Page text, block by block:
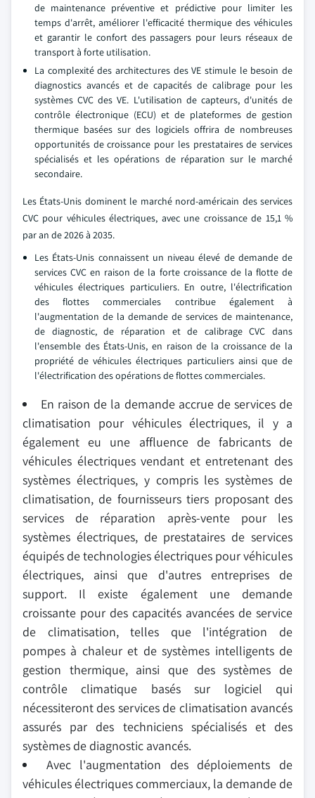
de maintenance préventive et prédictive pour limiter les
temps d'arrêt, améliorer l'efficacité thermique des véhicules
et garantir le confort des passagers pour leurs réseaux de
transport à forte utilisation.
La complexité des architectures des VE stimule le besoin de
diagnostics avancés et de capacités de calibrage pour les
systèmes CVC des VE. L'utilisation de capteurs, d'unités de
contrôle électronique (ECU) et de plateformes de gestion
thermique basées sur des logiciels offrira de nombreuses
opportunités de croissance pour les prestataires de services
spécialisés et les opérations de réparation sur le marché
secondaire.
Les États-Unis dominent le marché nord-américain des services
CVC pour véhicules électriques, avec une croissance de 15,1 %
par an de 2026 à 2035.
Les États-Unis connaissent un niveau élevé de demande de
services CVC en raison de la forte croissance de la flotte de
véhicules électriques particuliers. En outre, l'électrification
des flottes commerciales contribue également à
l'augmentation de la demande de services de maintenance,
de diagnostic, de réparation et de calibrage CVC dans
l'ensemble des États-Unis, en raison de la croissance de la
propriété de véhicules électriques particuliers ainsi que de
l'électrification des opérations de flottes commerciales.
En raison de la demande accrue de services de
climatisation pour véhicules électriques, il y a
également eu une affluence de fabricants de
véhicules électriques vendant et entretenant des
systèmes électriques, y compris les systèmes de
climatisation, de fournisseurs tiers proposant des
services de réparation après-vente pour les
systèmes électriques, de prestataires de services
équipés de technologies électriques pour véhicules
électriques, ainsi que d'autres entreprises de
support. Il existe également une demande
croissante pour des capacités avancées de service
de climatisation, telles que l'intégration de
pompes à chaleur et de systèmes intelligents de
gestion thermique, ainsi que des systèmes de
contrôle climatique basés sur logiciel qui
nécessiteront des services de climatisation avancés
assurés par des techniciens spécialisés et des
systèmes de diagnostic avancés.
Avec l'augmentation des déploiements de
véhicules électriques commerciaux, la demande de